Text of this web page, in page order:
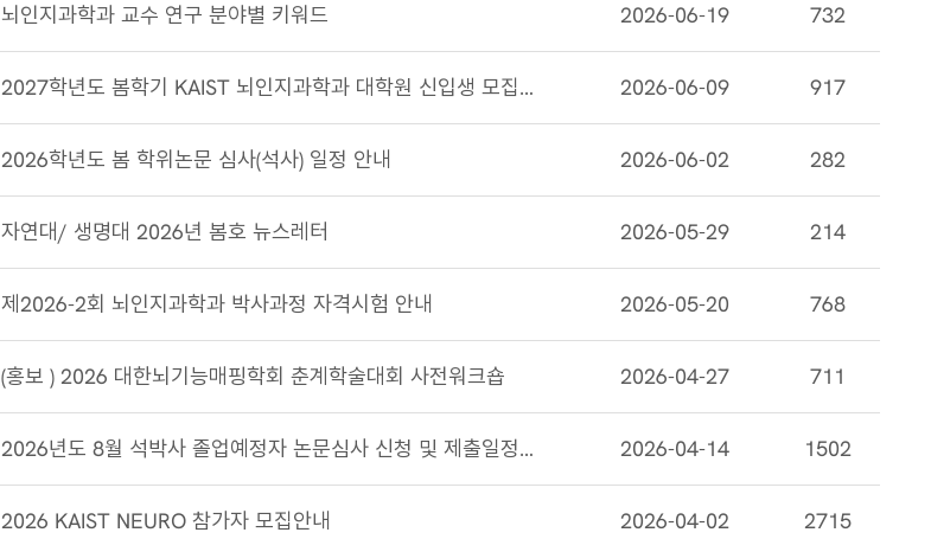
뇌인지과학과 교수 연구 분야별 키워드 2026-06-19 732
2027학년도 봄학기 KAIST 뇌인지과학과 대학원 신입생 모집(입시설명회 온오프라인: 6/22, 19:00~) 2026-06-09 917
2026학년도 봄 학위논문 심사(석사) 일정 안내 2026-06-02 282
자연대/ 생명대 2026년 봄호 뉴스레터 2026-05-29 214
제2026-2회 뇌인지과학과 박사과정 자격시험 안내 2026-05-20 768
(홍보 ) 2026 대한뇌기능매핑학회 춘계학술대회 사전워크숍 2026-04-27 711
2026년도 8월 석박사 졸업예정자 논문심사 신청 및 제출일정 안내_20260423업데이트 2026-04-14 1502
2026 KAIST NEURO 참가자 모집안내 2026-04-02 2715